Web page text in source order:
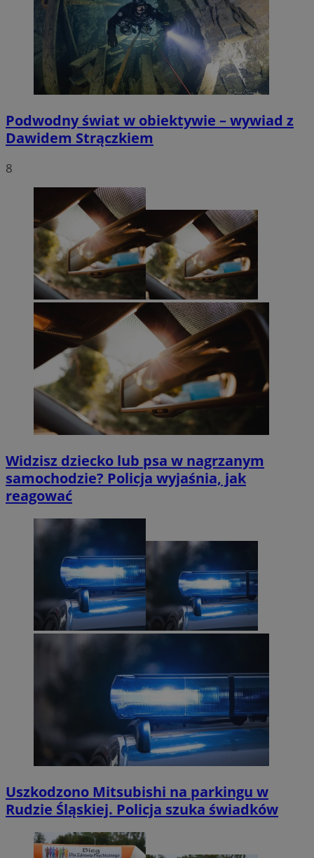
Podwodny świat w obiektywie – wywiad z
Dawidem Strączkiem
8
Widzisz dziecko lub psa w nagrzanym
samochodzie? Policja wyjaśnia, jak
reagować
Uszkodzono Mitsubishi na parkingu w
Rudzie Śląskiej. Policja szuka świadków